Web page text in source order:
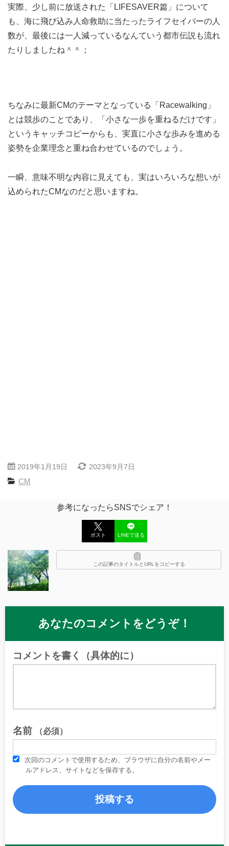
実際、少し前に放送された「LIFESAVER篇」について
も、海に飛び込み人命救助に当たったライフセイバーの人
数が、最後には一人減っているなんていう都市伝説も流れ
たりしましたね＾＾；
ちなみに最新CMのテーマとなっている「Racewalking」
とは競歩のことであり、「小さな一歩を重ねるだけです」
というキャッチコピーからも、実直に小さな歩みを進める
姿勢を企業理念と重ね合わせているのでしょう。
一瞬、意味不明な内容に見えても、実はいろいろな想いが
込められたCMなのだと思いますね。
2019年1月19日 2023年9月7日
CM
参考になったらSNSでシェア！
ポスト LINEで送る
この記事のタイトルとURLをコピーする
あなたのコメントをどうぞ！
コメントを書く（具体的に）
名前 （必須）
次回のコメントで使用するため、ブラウザに自分の名前やメー
ルアドレス、サイトなどを保存する。